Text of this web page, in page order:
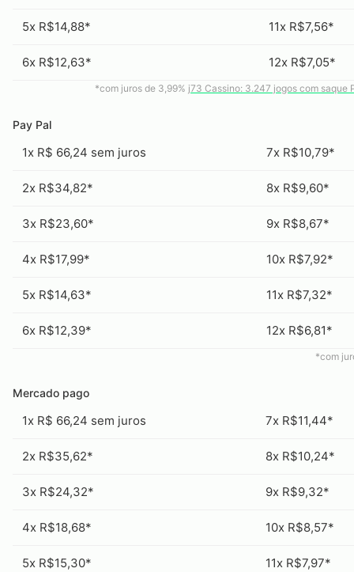
5x R$14,88* 11x R$7,56*
6x R$12,63* 12x R$7,05*
*com juros de 3,99% j73 Cassino: 3.247 jogos com saque
Pay Pal
1x R$ 66,24 sem juros 7x R$10,79*
2x R$34,82* 8x R$9,60*
3x R$23,60* 9x R$8,67*
4x R$17,99* 10x R$7,92*
5x R$14,63* 11x R$7,32*
6x R$12,39* 12x R$6,81*
*com
Mercado pago
1x R$ 66,24 sem juros 7x R$11,44*
2x R$35,62* 8x R$10,24*
3x R$24,32* 9x R$9,32*
4x R$18,68* 10x R$8,57*
5x R$15,30* 11x R$7,97*